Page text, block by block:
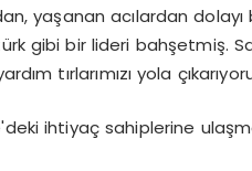
yaşanan acılardan dolayı
gibi bir lideri bahşetmiş.
tırlarımızı yola
ihtiyaç sahiplerine